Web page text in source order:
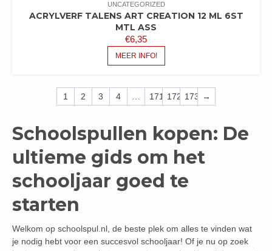
UNCATEGORIZED
ACRYLVERF TALENS ART CREATION 12 ML 6ST
MTL ASS
€6,35
MEER INFO!
1 2 3 4 … 171 172 173 →
Schoolspullen kopen: De
ultieme gids om het
schooljaar goed te
starten
Welkom op schoolspul.nl, de beste plek om alles te vinden wat
je nodig hebt voor een succesvol schooljaar! Of je nu op zoek